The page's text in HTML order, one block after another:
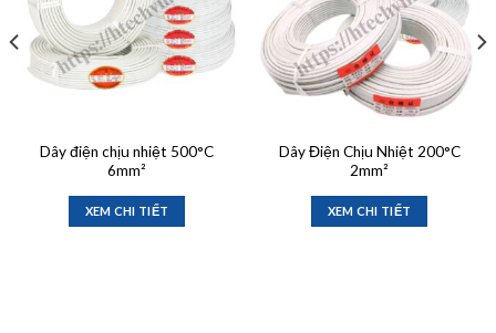
Dây điện chịu nhiệt 500°C
6mm²
XEM CHI TIẾT
Dây Điện Chịu Nhiệt 200°C
2mm²
XEM CHI TIẾT